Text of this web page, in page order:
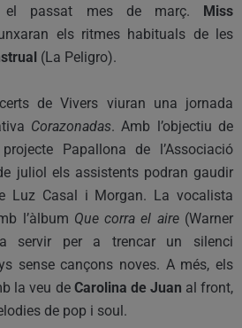
el passat mes de març. Miss
els ritmes habituals de les
(La Peligro).
de Vivers viuran una jornada
Corazonadas. Amb l’objectiu de
Papallona de l’Associació
juliol els assistents podran gaudir
Luz Casal i Morgan. La vocalista
l’àlbum Que corra el aire(Warner
servir per a trencar un silenci
sense cançons noves. A més, els
la veu de Carolina de Juan al front,
de pop i soul.